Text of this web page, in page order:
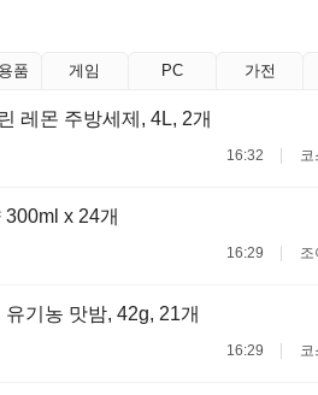
품 게임 PC 가전
레몬 주방세제, 4L, 2개
16:32 코
x 24개
16:29 조
기농 맛밤, 42g, 21개
16:29 코